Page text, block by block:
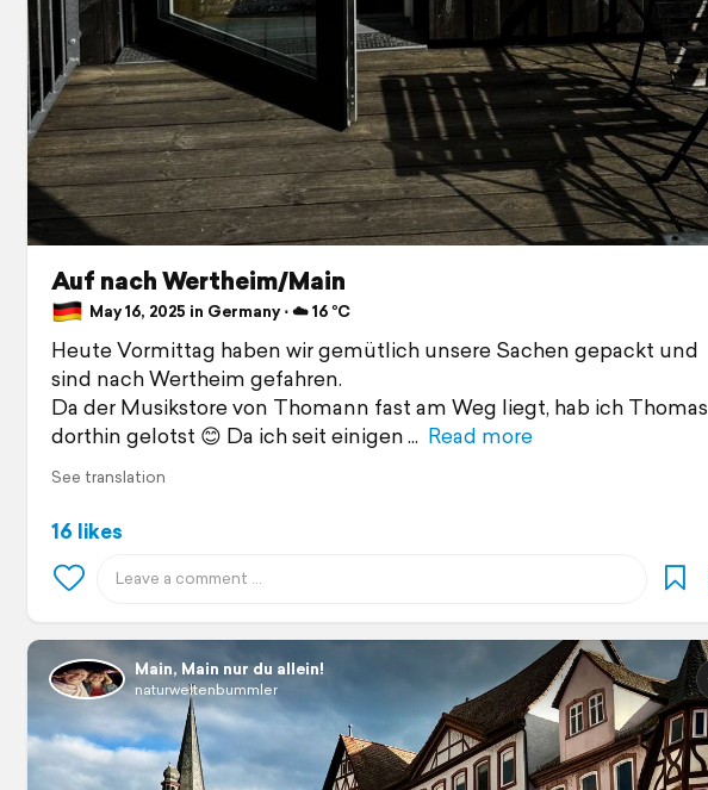
Auf nach Wertheim/Main
May 16, 2025 in Germany ⋅ ☁️ 16 °C
Heute Vormittag haben wir gemütlich unsere Sachen gepackt und
sind nach Wertheim gefahren.
Da der Musikstore von Thomann fast am Weg liegt, hab ich Thomas
dorthin gelotst 😊 Da ich seit einigen
Read more
See translation
16 likes
Main, Main nur du allein!
naturweltenbummler